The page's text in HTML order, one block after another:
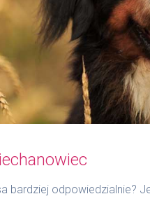
bardziej odpowiedzialnie?